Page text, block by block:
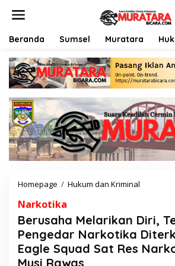
Beranda Sumsel Muratara
Homepage / Hukum dan Kriminal
u
s
a
h
Narkotika
Berusaha Melarikan Diri,
Pengedar Narkotika
Eagle Squad Sat Res
Musi Rawas